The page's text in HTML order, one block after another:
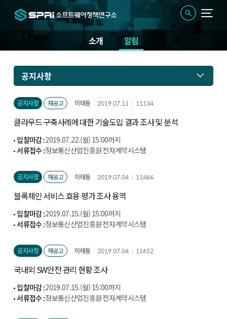
소개 알림
공지사항
공지사항 재공고 이태동 2019.07.11 11134
클라우드 구축사례에 대한 기술도입 결과 조사 및 분석
입찰마감 :2019.07.22.(월) 15:00까지
서류접수 :정보통신산업진흥원 전자계약시스템
공지사항 재공고 이태동 2019.07.04 11466
블록체인 서비스 효용 평가 조사 용역
입찰마감 :2019.07.15.(월) 15:00까지
서류접수 :정보통신산업진흥원 전자계약시스템
공지사항 재공고 이태동 2019.07.04 11652
국내외 SW안전 관리 현황 조사
입찰마감 :2019.07.15.(월) 15:00까지
서류접수 :정보통신산업진흥원 전자계약시스템